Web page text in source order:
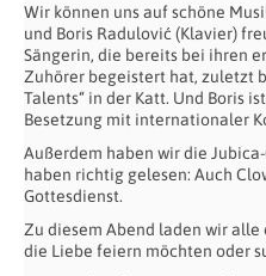
Wir können uns auf schöne
und Boris Radulović (Klavier)
Sängerin, die bereits bei ihren
Zuhörer begeistert hat, zuletzt
Talents“ in der Katt. Und Boris
Besetzung mit internationaler
Außerdem haben wir die
haben richtig gelesen: Auch
Gottesdienst.
Zu diesem Abend laden wir
die Liebe feiern möchten oder